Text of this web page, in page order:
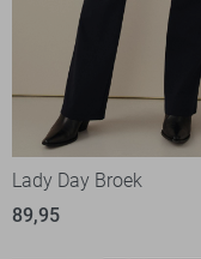
Lady Day Broek
89,95